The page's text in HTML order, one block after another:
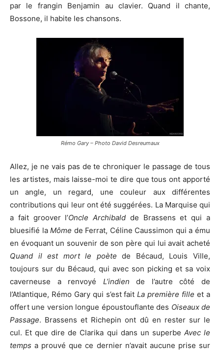
par le frangin Benjamin au clavier. Quand il chante,
Bossone, il habite les chansons.
Rémo Gary – Photo David Desreumaux
Allez, je ne vais pas de te chroniquer le passage de tous
les artistes, mais laisse-moi te dire que tous ont apporté
un angle, un regard, une couleur aux différentes
contributions qui leur ont été suggérées. La Marquise qui
a fait groover l’Oncle Archibald de Brassens et qui a
bluesifié laMôme de Ferrat, Céline Caussimon qui a ému
en évoquant un souvenir de son père qui lui avait acheté
Quand il est mort le poète de Bécaud, Louis Ville,
toujours sur du Bécaud, qui avec son picking et sa voix
caverneuse a renvoyé L’indien de l’autre côté de
l’Atlantique, Rémo Gary qui s’est faitLa première fille et a
offert une version longue époustouflante des Oiseaux de
Passage. Brassens et Richepin ont dû en rester sur le
cul. Et que dire de Clarika qui dans un superbe Avec le
temps a prouvé que ce dernier n’avait aucune prise sur